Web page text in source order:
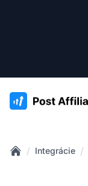
:site.title
/ Integrácie /